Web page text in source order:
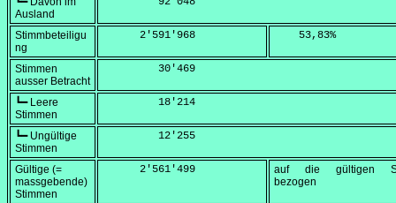
Ausland
Stimmbeteiligu
ng
      2'591'968
    53,83
%
Stimmen
ausser Betracht
         30'469
┗━ Leere
Stimmen
         18'214
┗━ Ungültige
Stimmen
         12'255
Gültige (=
massgebende)
Stimmen
      2'561'499
auf die gültigen
bezogen